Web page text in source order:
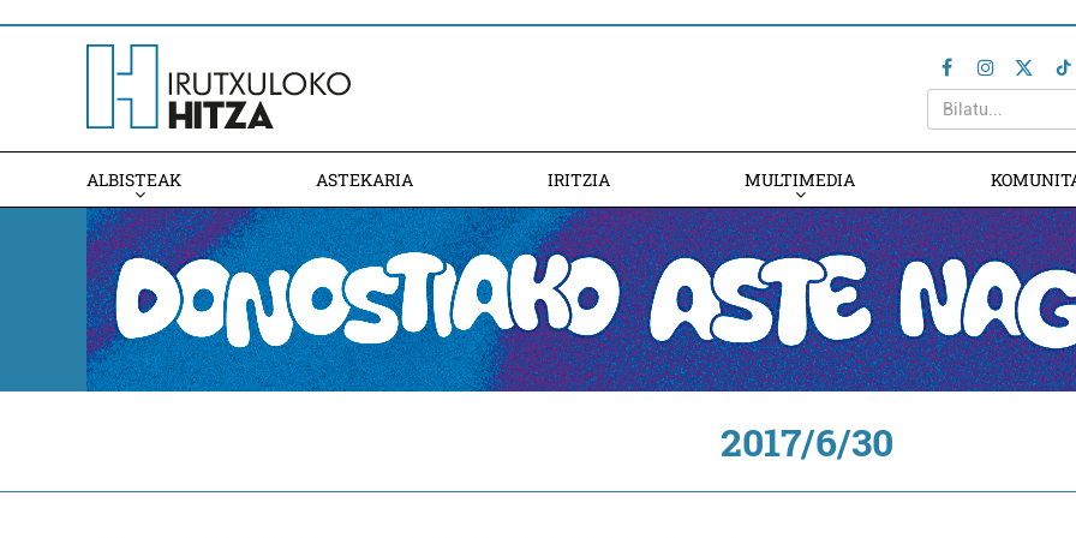
ALBISTEAK ASTEKARIA IRITZIA MULTIMEDIA
2017/6/30